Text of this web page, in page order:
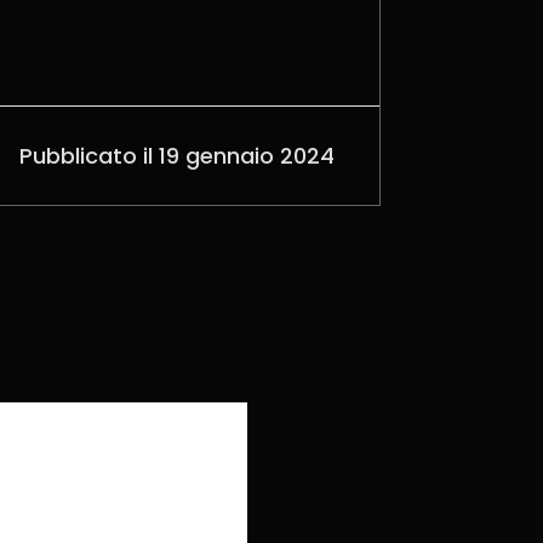
Pubblicato il 19 gennaio 2024